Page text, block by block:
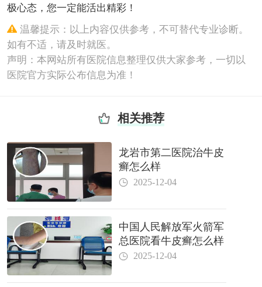
极心态，您一定能活出精彩！
温馨提示：以上内容仅供参考，不可替代专业诊断。
如有不适，请及时就医。
声明：本网站所有医院信息整理仅供大家参考，一切以
医院官方实际公布信息为准！
相关推荐
龙岩市第二医院治牛皮
癣怎么样
2025-12-04
中国人民解放军火箭军
总医院看牛皮癣怎么样
2025-12-04